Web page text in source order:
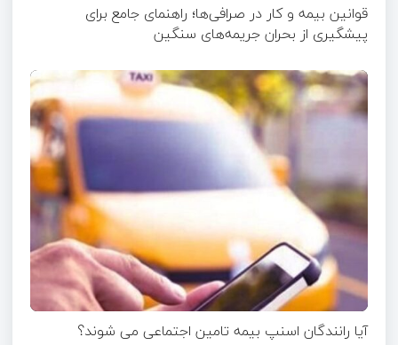
قوانین بیمه و کار در صرافی‌ها؛ راهنمای جامع برای
پیشگیری از بحران جریمه‌های سنگین
آیا رانندگان اسنپ بیمه تامین اجتماعی می شوند؟